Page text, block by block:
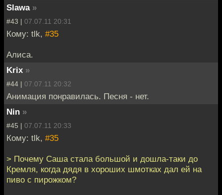
Slawa »
#43 | 07.07.11 20:31
Кому: tlk, #35
Алиса.
Krix »
#44 | 07.07.11 20:32
Анимация понравилась. Песня - нет.
Nin »
#45 | 07.07.11 20:33
Кому: tlk, #35
> Почему Саша стала большой и дошла-таки до
Кремля, когда дядя в хороших шмотках дал ей на
пиво с пирожком?